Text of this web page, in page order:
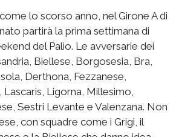
lo scorso anno, nel Girone A di
partirà la prima settimana di
del Palio. Le avversarie dei
Biellese, Borgosesia, Bra,
Derthona, Fezzanese,
Ligorna, Millesimo,
Sestri Levante e Valenzana. Non
con squadre come i Grigi, il